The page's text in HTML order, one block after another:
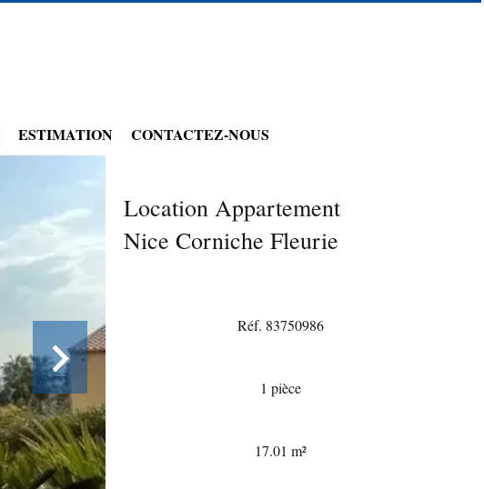
ESTIMATION CONTACTEZ-NOUS
Location Appartement
Nice Corniche Fleurie
Réf. 83750986
1 pièce
17.01 m²